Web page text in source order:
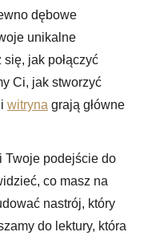
dębowe
unikalne
jak połączyć
Ci, jak stworzyć
witryna grają główne
Twoje podejście do
co masz na
nastrój, który
do lektury, która